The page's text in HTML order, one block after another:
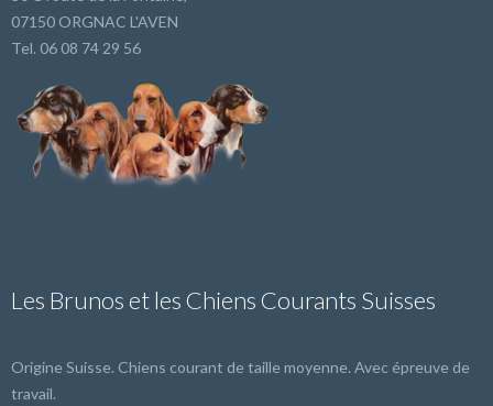
07150 ORGNAC L'AVEN
Tel. 06 08 74 29 56
Les Brunos et les Chiens Courants Suisses
Origine Suisse. Chiens courant de taille moyenne. Avec épreuve de
travail.